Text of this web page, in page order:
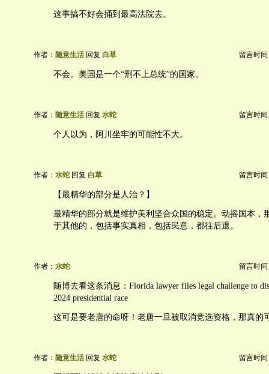
这事搞不好会捅到最高法院去。
作者： 随意生活 回复 白草 留言时间
不会。美国是一个“刑不上总统”的国家。
作者： 随意生活 回复 水蛇 留言时间
个人以为，阿川坐牢的可能性不大。
作者： 水蛇 回复 白草 留言时间
【最精华的部分是人治？】
最精华的部分就是维护美利坚合众国的稳定。动摇国本，
于其他的，包括事实真相，包括民意，都往后退。
作者： 水蛇 留言时间
随博去看这条消息：Florida lawyer files legal challenge to
2024 presidential race
这可是要老唐的命呀！老唐一旦被取消竞选资格，那真的
作者： 随意生活 回复 水蛇 留言时间